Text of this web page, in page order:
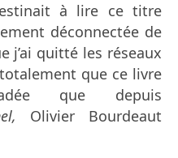
à lire ce titre
déconnectée de
j’ai quitté les réseaux
que ce livre
que depuis
Olivier Bourdeaut